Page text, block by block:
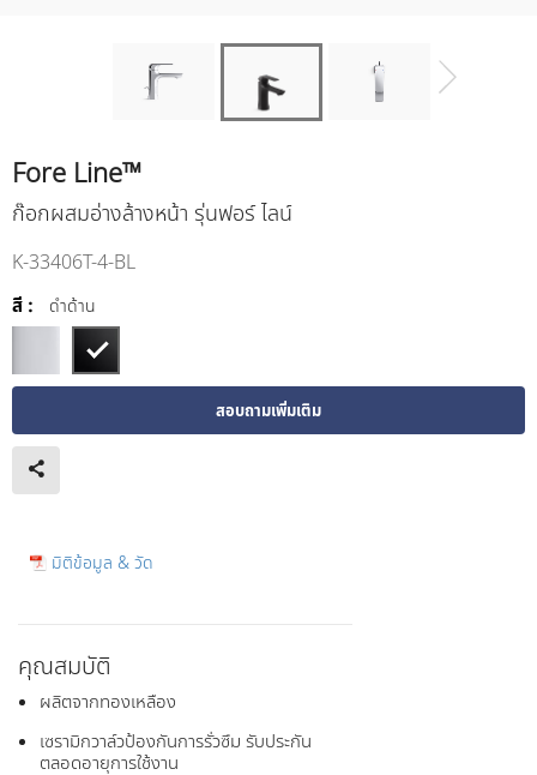
Fore Line™
ก๊อกผสมอ่างล้างหน้า รุ่นฟอร์ ไลน์
K-33406T-4-BL
สี : ดำด้าน
สอบถามเพิ่มเติม
มิติข้อมูล & วัด
คุณสมบัติ
ผลิตจากทองเหลือง
เซรามิกวาล์วป้องกันการรั่วซึม รับประกัน
ตลอดอายุการใช้งาน